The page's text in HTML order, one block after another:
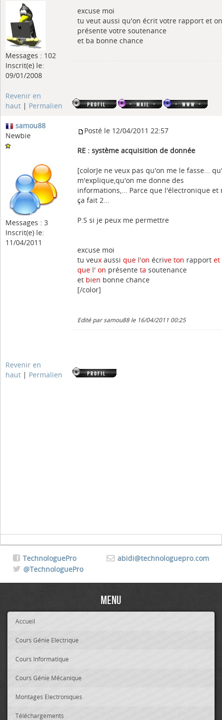
Messages : 102
Inscrit(e) le:
09/01/2008
excuse moi
tu veut aussi qu'on écrit votre rapport et on
présente votre soutenance
et ba bonne chance
Revenir en
haut | Permalien
samou88
Newbie
Messages : 3
Inscrit(e) le:
11/04/2011
Posté le 12/04/2011 22:57
RE : système acquisition de donnée
[colorJe ne veux pas qu'on me le fasse...
m'explique,qu'on me donne des
informations,... Parce que l'électronique et
ça fait 2...
P.S si je peux me permettre
excuse moi
tu veux aussi que l'on écrive ton rapport et
que l' on présente ta soutenance
et bien bonne chance
[/color]
Edité par samou88 le 16/04/2011 00:25
Revenir en
haut | Permalien
abidi@technologuepro.com
TechnologuePro
@TechnologuePro
Menu
Accueil
Cours Génie Electrique
Cours Informatique
Cours Génie Mécanique
Montages Electroniques
Téléchargements